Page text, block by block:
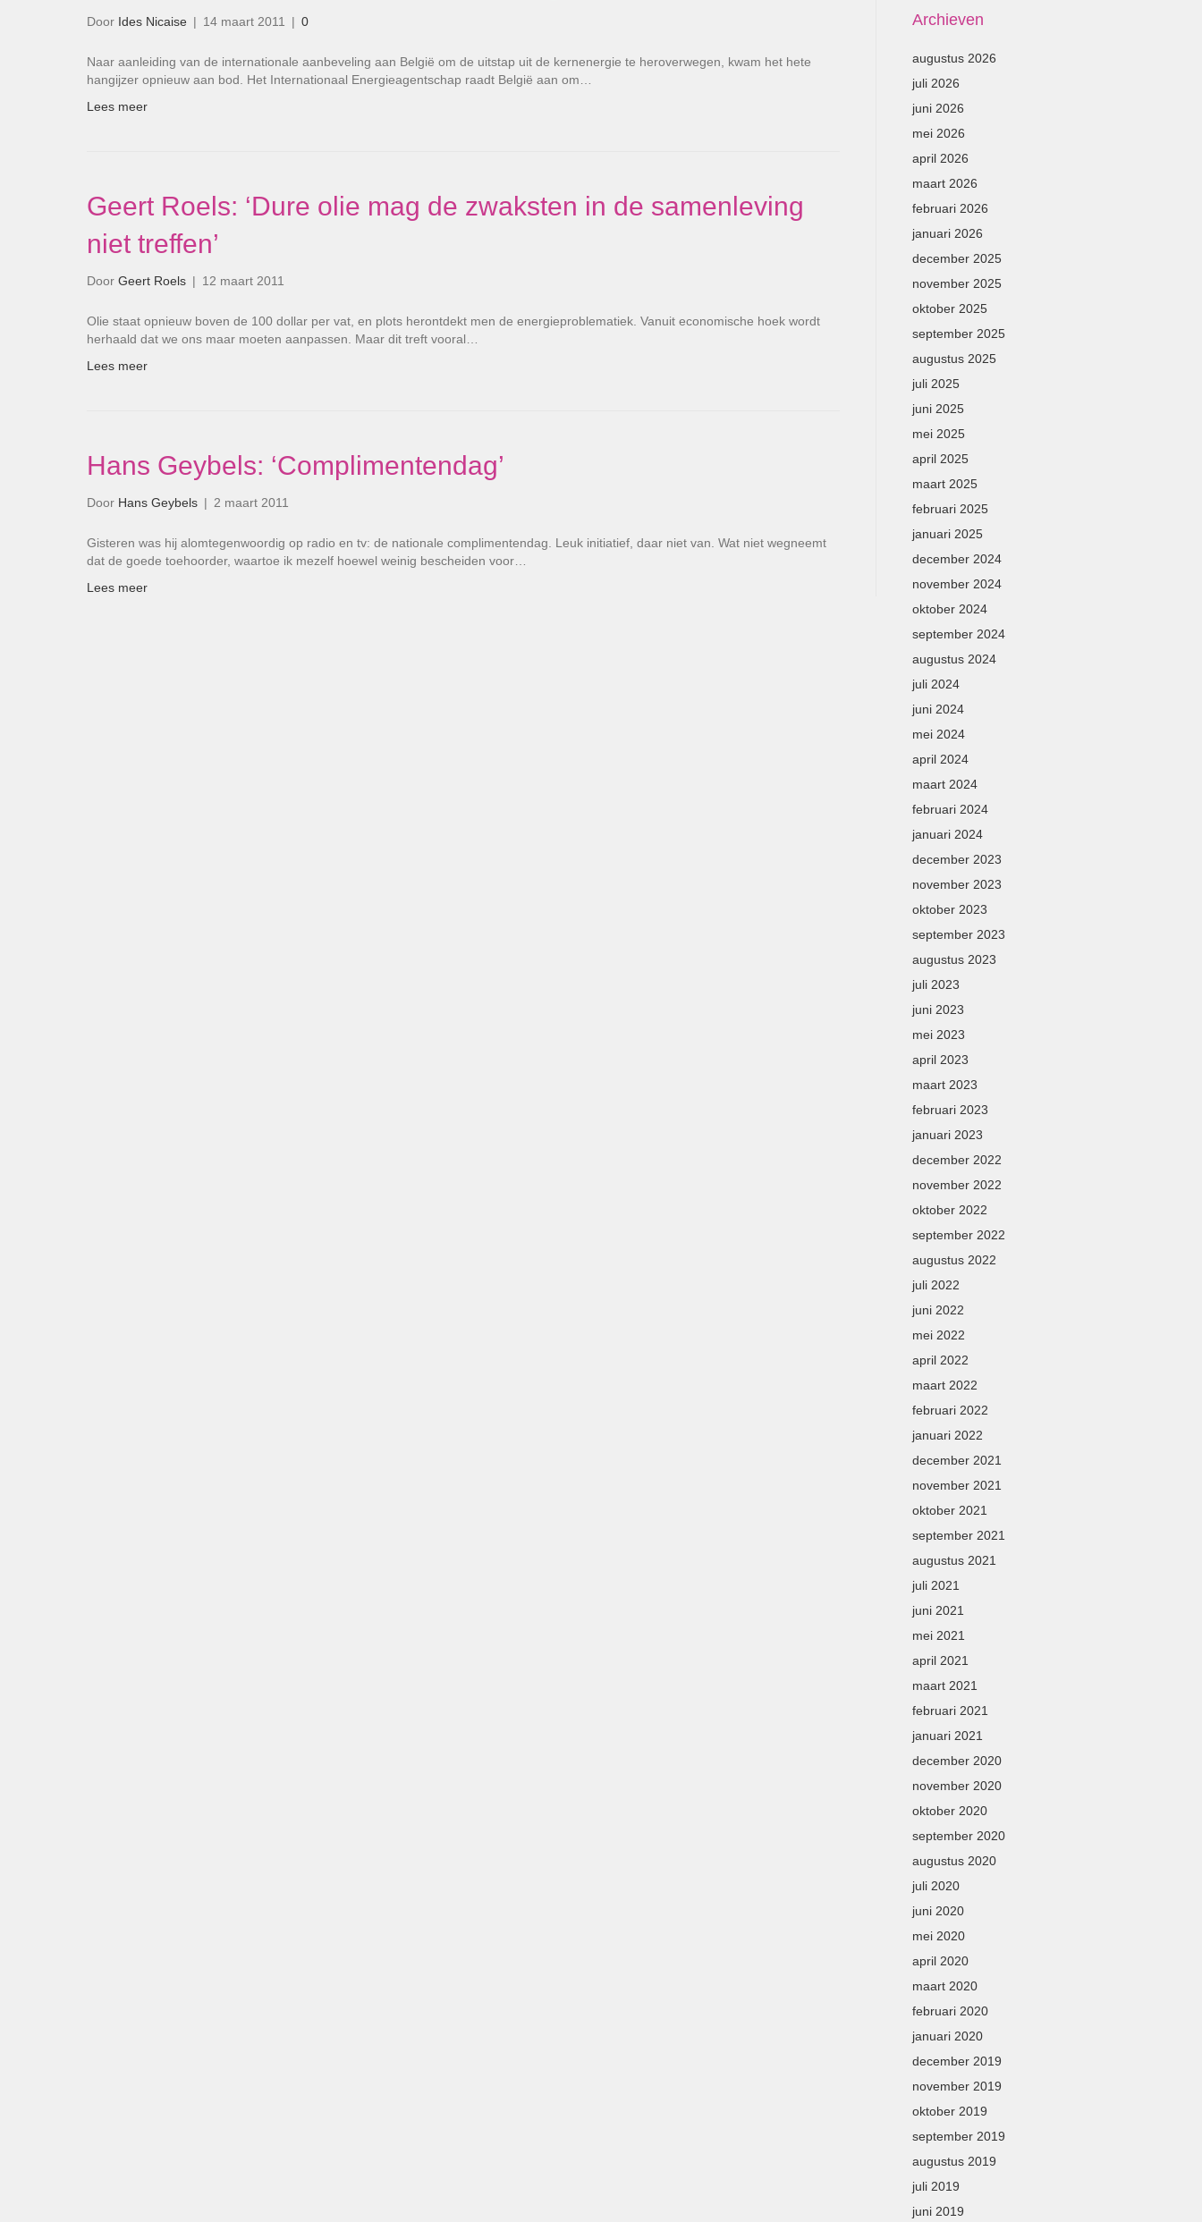
Door Ides Nicaise | 14 maart 2011 | 0
Naar aanleiding van de internationale aanbeveling aan België om de uitstap uit de kernenergie te heroverwegen, kwam het hete
hangijzer opnieuw aan bod. Het Internationaal Energieagentschap raadt België aan om…
Lees meer
Geert Roels: ‘Dure olie mag de zwaksten in de samenleving
niet treffen’
Door Geert Roels | 12 maart 2011
Olie staat opnieuw boven de 100 dollar per vat, en plots herontdekt men de energieproblematiek. Vanuit economische hoek wordt
herhaald dat we ons maar moeten aanpassen. Maar dit treft vooral…
Lees meer
Hans Geybels: ‘Complimentendag’
Door Hans Geybels | 2 maart 2011
Gisteren was hij alomtegenwoordig op radio en tv: de nationale complimentendag. Leuk initiatief, daar niet van. Wat niet wegneemt
dat de goede toehoorder, waartoe ik mezelf hoewel weinig bescheiden voor…
Lees meer
Archieven
augustus 2026
juli 2026
juni 2026
mei 2026
april 2026
maart 2026
februari 2026
januari 2026
december 2025
november 2025
oktober 2025
september 2025
augustus 2025
juli 2025
juni 2025
mei 2025
april 2025
maart 2025
februari 2025
januari 2025
december 2024
november 2024
oktober 2024
september 2024
augustus 2024
juli 2024
juni 2024
mei 2024
april 2024
maart 2024
februari 2024
januari 2024
december 2023
november 2023
oktober 2023
september 2023
augustus 2023
juli 2023
juni 2023
mei 2023
april 2023
maart 2023
februari 2023
januari 2023
december 2022
november 2022
oktober 2022
september 2022
augustus 2022
juli 2022
juni 2022
mei 2022
april 2022
maart 2022
februari 2022
januari 2022
december 2021
november 2021
oktober 2021
september 2021
augustus 2021
juli 2021
juni 2021
mei 2021
april 2021
maart 2021
februari 2021
januari 2021
december 2020
november 2020
oktober 2020
september 2020
augustus 2020
juli 2020
juni 2020
mei 2020
april 2020
maart 2020
februari 2020
januari 2020
december 2019
november 2019
oktober 2019
september 2019
augustus 2019
juli 2019
juni 2019